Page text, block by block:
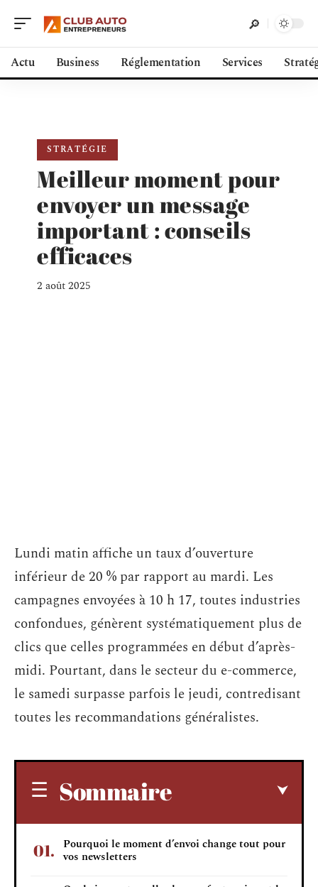
Actu Business Réglementation Services
STRATÉGIE
Meilleur moment pour
envoyer un message
important : conseils
efficaces
2 août 2025
Lundi matin affiche un taux d’ouverture
inférieur de 20 % par rapport au mardi. Les
campagnes envoyées à 10 h 17, toutes industries
confondues, génèrent systématiquement plus de
clics que celles programmées en début d’après-
midi. Pourtant, dans le secteur du e-commerce,
le samedi surpasse parfois le jeudi, contredisant
toutes les recommandations généralistes.
Sommaire
Pourquoi le moment d’envoi change tout pour
vos newsletters